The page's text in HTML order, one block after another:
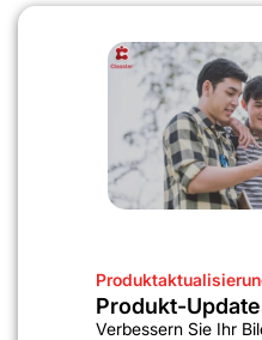
Produkt-
Verbessern Sie Ihr